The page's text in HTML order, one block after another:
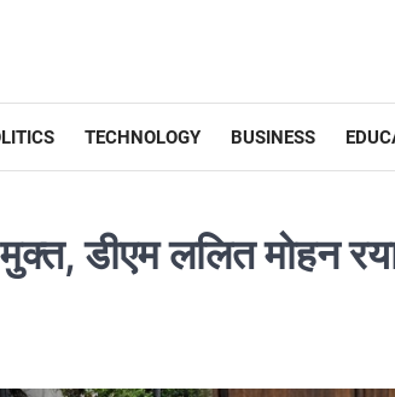
TECHNOLOGY BUSINESS
डीएम ललित मोहन